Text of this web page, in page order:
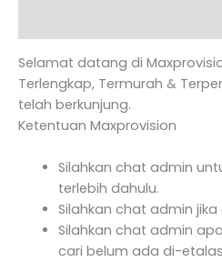
Selamat datang di
Terlengkap, Termurah &
telah berkunjung.
Ketentuan Maxprovision
Silahkan chat admin
terlebih dahulu.
Silahkan chat admin
Silahkan chat admin
cari belum ada di-